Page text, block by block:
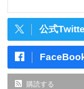
公式
購読する